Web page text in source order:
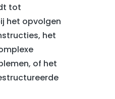
tot
het opvolgen
het
of het